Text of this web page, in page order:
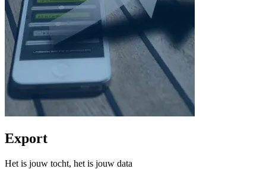
Export
Het is jouw tocht, het is jouw data